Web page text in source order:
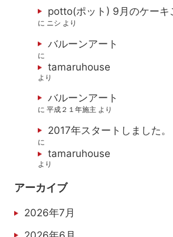
potto(ポット) 9月のケーキ
に ニシ より
バルーンアート
に
tamaruhouse
より
バルーンアート
に平成２１年施主 より
2017年スタートしました。
に
tamaruhouse
より
アーカイブ
2026年7月